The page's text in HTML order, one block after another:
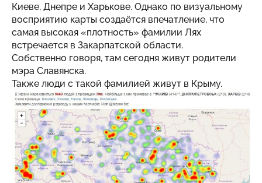
Киеве, Днепре и Харькове. Однако по визуальному
восприятию карты создаётся впечатление, что
самая высокая «плотность» фамилии Лях
встречается в Закарпатской области.
Собственно говоря, там сегодня живут родители
мэра Славянска.
Также люди с такой фамилией живут в Крыму.